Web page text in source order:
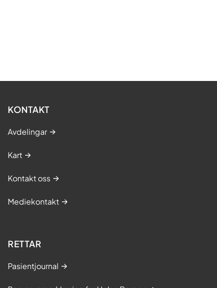
KONTAKT
Avdelingar
Kart
Kontakt oss
Mediekontakt
RETTAR
Pasientjournal